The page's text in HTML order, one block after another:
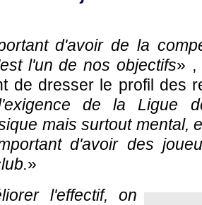
d'avoir de la
l'un de nos objectifs» ,
de dresser le profil des
de la Ligue
mais surtout mental,
d'avoir des
»
l'effectif, on